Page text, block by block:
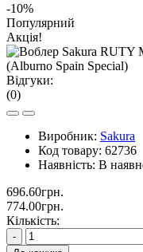
-10%
Популярний
Акція!
Відгуки:
(0)
Виробник: Sakura
Код товару: 62736
Наявність: В
696.60грн.
774.00грн.
Кількість:
-